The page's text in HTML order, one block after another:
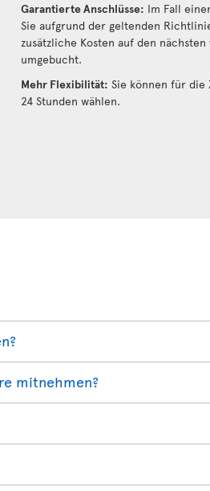
Garantierte Anschlüsse: Im Fall
Sie aufgrund der geltenden
zusätzliche Kosten auf den
umgebucht.
Mehr Flexibilität: Sie können für die
24 Stunden wählen.
mitnehmen?